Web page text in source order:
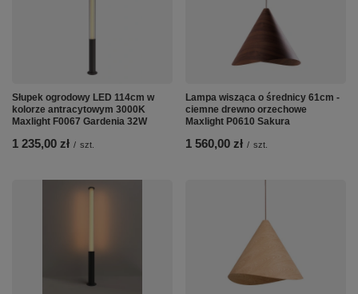
Słupek ogrodowy LED 114cm w
kolorze antracytowym 3000K
Maxlight F0067 Gardenia 32W
1 235,00 zł / szt.
Lampa wisząca o średnicy 61cm -
ciemne drewno orzechowe
Maxlight P0610 Sakura
1 560,00 zł / szt.